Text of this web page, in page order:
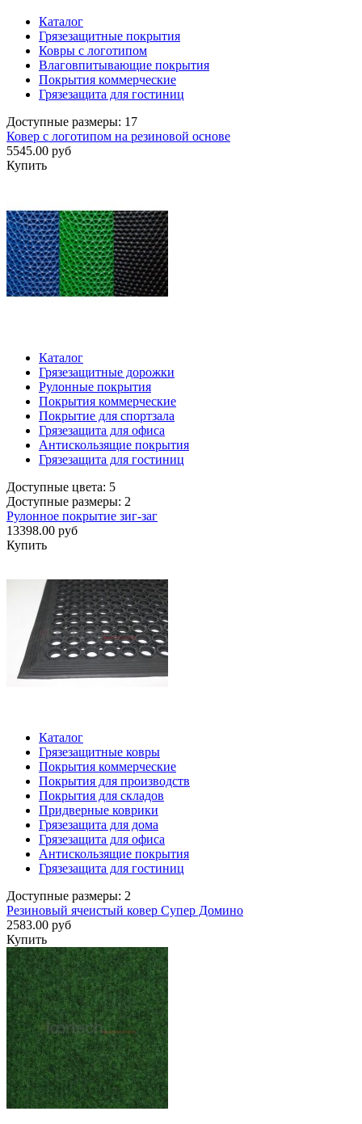
Каталог
Грязезащитные покрытия
Ковры с логотипом
Влаговпитывающие покрытия
Покрытия коммерческие
Грязезащита для гостиниц
Доступные размеры: 17
Ковер с логотипом на резиновой основе
5545.00 руб
Купить
Каталог
Грязезащитные дорожки
Рулонные покрытия
Покрытия коммерческие
Покрытие для спортзала
Грязезащита для офиса
Антискользящие покрытия
Грязезащита для гостиниц
Доступные цвета: 5
Доступные размеры: 2
Рулонное покрытие зиг-заг
13398.00 руб
Купить
Каталог
Грязезащитные ковры
Покрытия коммерческие
Покрытия для производств
Покрытия для складов
Придверные коврики
Грязезащита для дома
Грязезащита для офиса
Антискользящие покрытия
Грязезащита для гостиниц
Доступные размеры: 2
Резиновый ячеистый ковер Супер Домино
2583.00 руб
Купить